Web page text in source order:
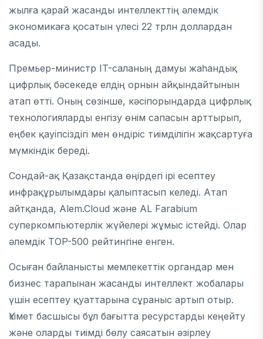
жылға қарай жасанды интеллекттің әлемдік
экономикаға қосатын үлесі 22 трлн доллардан
асады.
Премьер-министр IT-саланың дамуы жаһандық
цифрлық бәсекеде елдің орнын айқындайтынын
атап өтті. Оның сөзінше, кәсіпорындарда цифрлық
технологияларды енгізу өнім сапасын арттырып,
еңбек қауіпсіздігі мен өндіріс тиімділігін жақсартуға
мүмкіндік береді.
Сондай-ақ Қазақстанда өңірдегі ірі есептеу
инфрақұрылымдары қалыптасып келеді. Атап
айтқанда, Alem.Cloud және AL Farabium
суперкомпьютерлік жүйелері жұмыс істейді. Олар
әлемдік TOP-500 рейтингіне енген.
Осыған байланысты мемлекеттік органдар мен
бизнес тарапынан жасанды интеллект жобалары
үшін есептеу қуаттарына сұраныс артып отыр.
Үкімет басшысы бұл бағытта ресурстарды кеңейту
және оларды тиімді бөлу саясатын әзірлеу